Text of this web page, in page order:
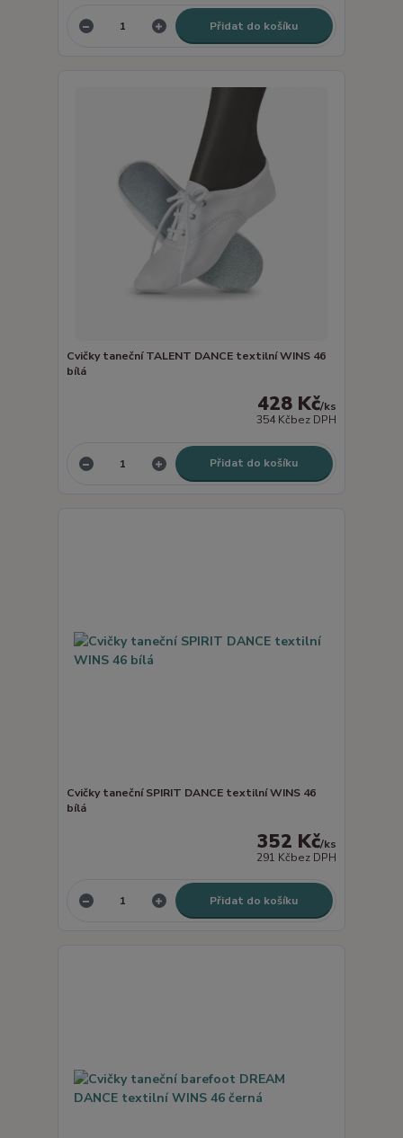
Přidat do košíku
Cvičky taneční TALENT DANCE textilní WINS 46
bílá
428 Kč/ks
354 Kčbez DPH
Přidat do košíku
Cvičky taneční SPIRIT DANCE textilní WINS 46
bílá
352 Kč/ks
291 Kčbez DPH
Přidat do košíku